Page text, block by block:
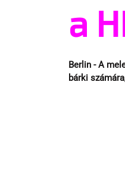
a
Berlin - A
bárki